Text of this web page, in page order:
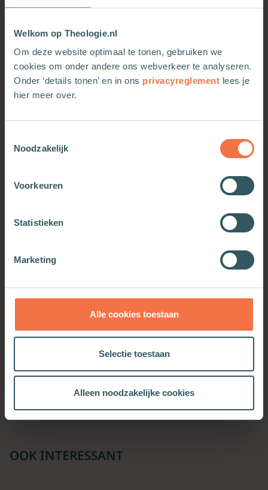
Welkom op Theologie.nl
Om deze website optimaal te tonen, gebruiken we
cookies om onder andere ons webverkeer te analyseren.
Onder ‘details tonen’ en in ons privacyreglement lees je
hier meer over.
Noodzakelijk
Voorkeuren
Statistieken
Marketing
Alle cookies toestaan
Selectie toestaan
Alleen noodzakelijke cookies
Goudaders
Meer informatie
Diep geraakt. Emoties in
Meer informatie
OOK INTERESSANT